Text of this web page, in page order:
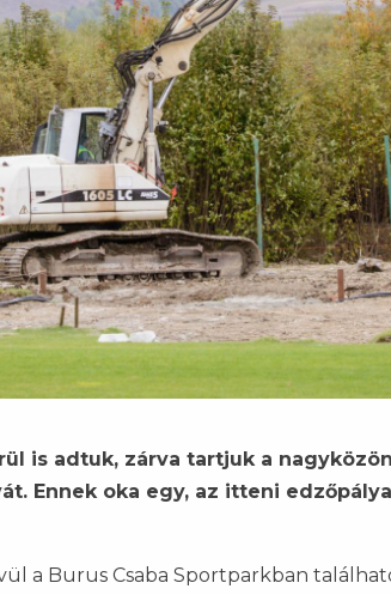
is adtuk, zárva tartjuk a
Ennek oka egy, az itteni
a Burus Csaba Sportparkban